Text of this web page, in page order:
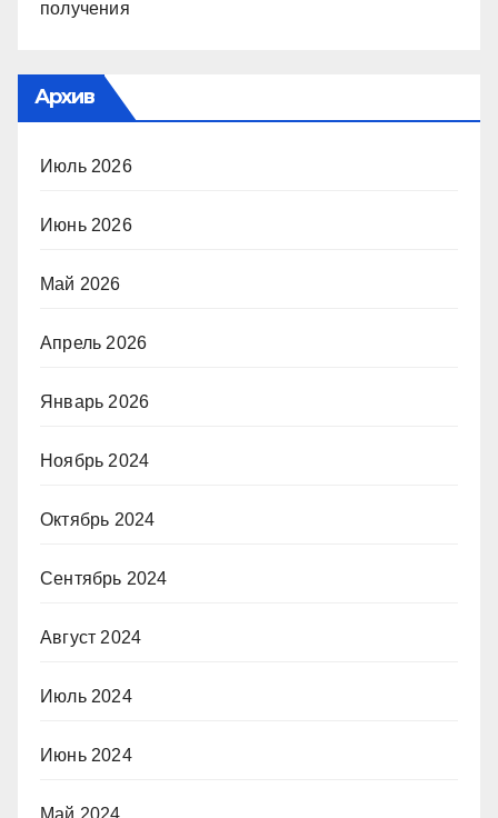
получения
Архив
Июль 2026
Июнь 2026
Май 2026
Апрель 2026
Январь 2026
Ноябрь 2024
Октябрь 2024
Сентябрь 2024
Август 2024
Июль 2024
Июнь 2024
Май 2024